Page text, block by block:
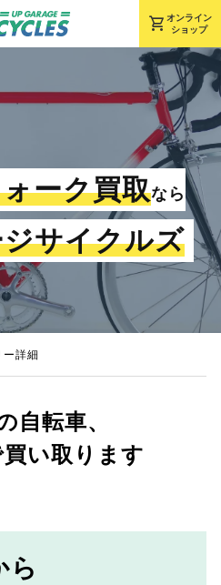
shopping_cart オンライン
ショップ
ーク買取なら
サイクルズ
詳細
自転車、
い取ります
ら